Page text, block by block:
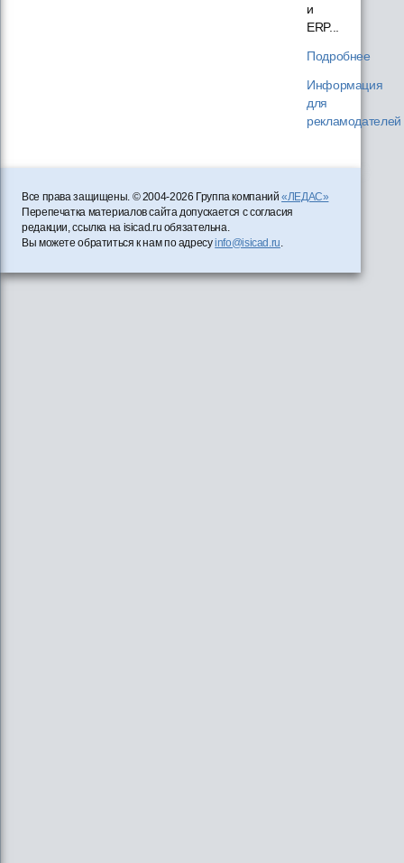
и
ERP...
Подробнее
Информация
для
рекламодателей
Все права защищены. © 2004-2026 Группа компаний«ЛЕДАС»
Перепечатка материалов сайта допускается с согласия
редакции, ссылка на isicad.ru обязательна.
Вы можете обратиться к нам по адресуinfo@isicad.ru.